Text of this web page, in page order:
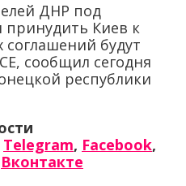
ДНР под
Киев к
будут
сообщил сегодня
республики
Telegram, Facebook,
Вконтакте